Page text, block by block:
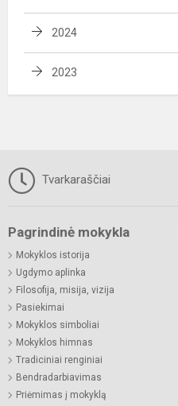
2024
2023
Tvarkaraščiai
Pagrindinė mokykla
Mokyklos istorija
Ugdymo aplinka
Filosofija, misija, vizija
Pasiekimai
Mokyklos simboliai
Mokyklos himnas
Tradiciniai renginiai
Bendradarbiavimas
Priėmimas į mokyklą